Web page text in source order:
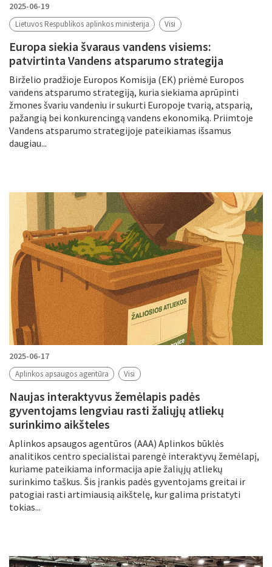
2025-06-19
Lietuvos Respublikos aplinkos ministerija Visi
Europa siekia švaraus vandens visiems:
patvirtinta Vandens atsparumo strategija
Birželio pradžioje Europos Komisija (EK) priėmė Europos
vandens atsparumo strategiją, kuria siekiama aprūpinti
žmones švariu vandeniu ir sukurti Europoje tvarią, atsparią,
pažangią bei konkurencingą vandens ekonomiką. Priimtoje
Vandens atsparumo strategijoje pateikiamas išsamus
daugiau...
2025-06-17
Aplinkos apsaugos agentūra Visi
Naujas interaktyvus žemėlapis padės
gyventojams lengviau rasti žaliųjų atliekų
surinkimo aikšteles
Aplinkos apsaugos agentūros (AAA) Aplinkos būklės
analitikos centro specialistai parengė interaktyvų žemėlapį,
kuriame pateikiama informacija apie žaliųjų atliekų
surinkimo taškus. Šis įrankis padės gyventojams greitai ir
patogiai rasti artimiausią aikštelę, kur galima pristatyti
tokias...